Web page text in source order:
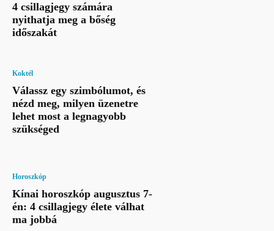
4 csillagjegy számára
nyithatja meg a bőség
időszakát
Koktél
Válassz egy szimbólumot, és
nézd meg, milyen üzenetre
lehet most a legnagyobb
szükséged
Horoszkóp
Kínai horoszkóp augusztus 7-
én: 4 csillagjegy élete válhat
ma jobbá